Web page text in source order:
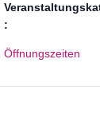
:
Öffnungszeiten